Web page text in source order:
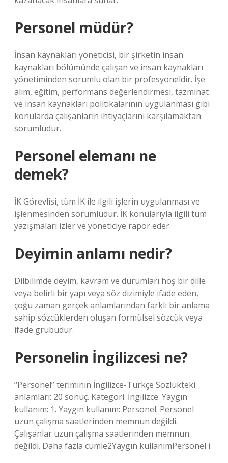
Personel müdür?
İnsan kaynakları yöneticisi, bir şirketin insan
kaynakları bölümünde çalışan ve insan kaynakları
yönetiminden sorumlu olan bir profesyoneldir. İşe
alım, eğitim, performans değerlendirmesi, tazminat
ve insan kaynakları politikalarının uygulanması gibi
konularda çalışanların ihtiyaçlarını karşılamaktan
sorumludur.
Personel elemanı ne
demek?
İK Görevlisi, tüm İK ile ilgili işlerin uygulanması ve
işlenmesinden sorumludur. İK konularıyla ilgili tüm
yazışmaları izler ve yöneticiye rapor eder.
Deyimin anlamı nedir?
Dilbilimde deyim, kavram ve durumları hoş bir dille
veya belirli bir yapı veya söz dizimiyle ifade eden,
çoğu zaman gerçek anlamlarından farklı bir anlama
sahip sözcüklerden oluşan formülsel sözcük veya
ifade grubudur.
Personelin İngilizcesi ne?
“Personel” teriminin İngilizce-Türkçe Sözlükteki
anlamları: 20 sonuç. Kategori: İngilizce. Yaygın
kullanım: 1. Yaygın kullanım: Personel. Personel
uzun çalışma saatlerinden memnun değildi.
Çalışanlar uzun çalışma saatlerinden memnun
değildi. Daha fazla cümle2Yaygın kullanımPersonel i.